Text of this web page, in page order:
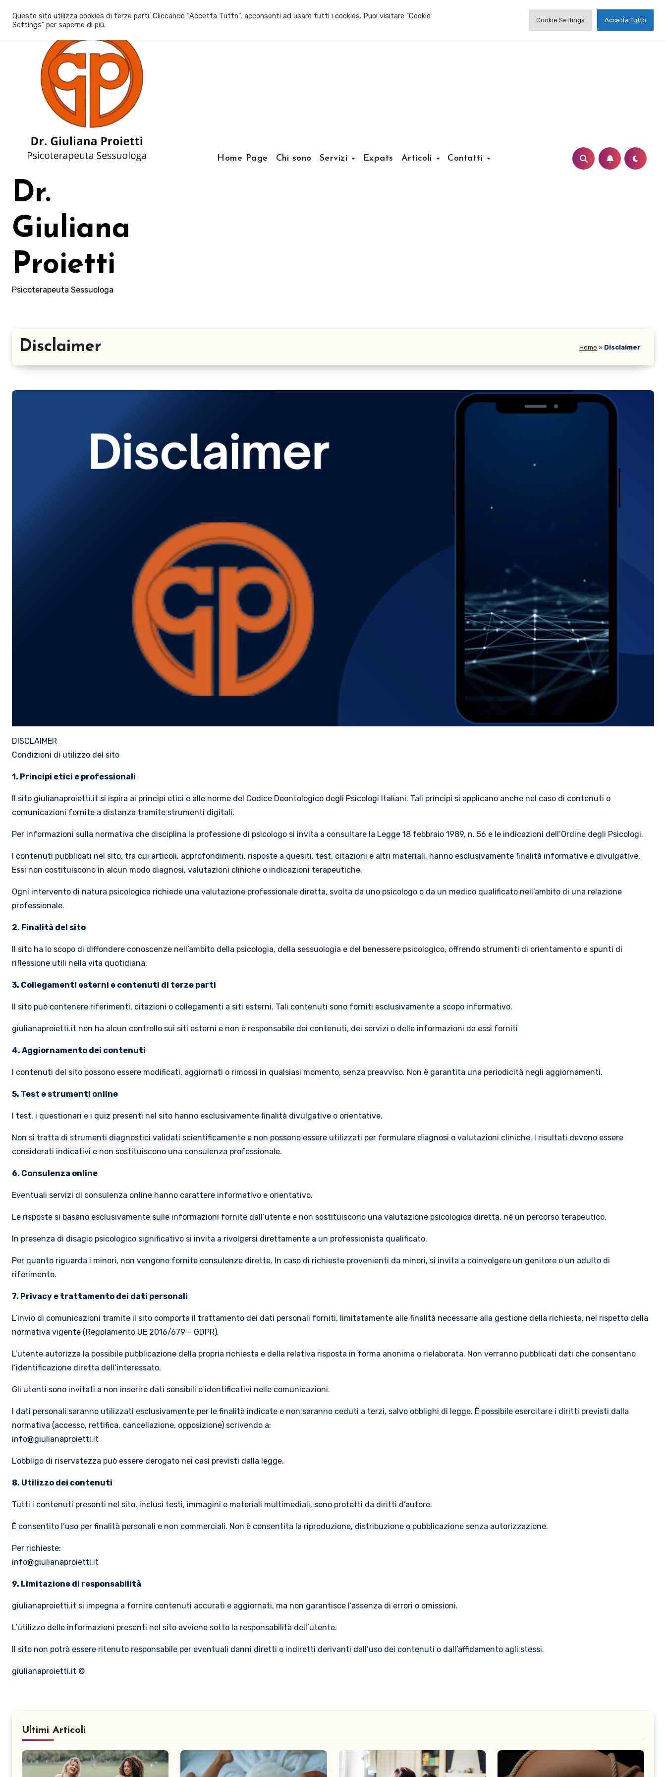
Dr.
Giuliana
Proietti
Psicoterapeuta Sessuologa
Home Page Chi sono Servizi Expats Articoli Contatti
Disclaimer Home » Disclaimer
DISCLAIMER
Condizioni di utilizzo del sito
1. Principi etici e professionali
Il sito giulianaproietti.it si ispira ai principi etici e alle norme del Codice Deontologico degli Psicologi Italiani. Tali principi si applicano anche nel caso di contenuti o
comunicazioni fornite a distanza tramite strumenti digitali.
Per informazioni sulla normativa che disciplina la professione di psicologo si invita a consultare la Legge 18 febbraio 1989, n. 56 e le indicazioni dell’Ordine degli Psicologi.
I contenuti pubblicati nel sito, tra cui articoli, approfondimenti, risposte a quesiti, test, citazioni e altri materiali, hanno esclusivamente finalità informative e divulgative.
Essi non costituiscono in alcun modo diagnosi, valutazioni cliniche o indicazioni terapeutiche.
Ogni intervento di natura psicologica richiede una valutazione professionale diretta, svolta da uno psicologo o da un medico qualificato nell’ambito di una relazione
professionale.
2. Finalità del sito
Il sito ha lo scopo di diffondere conoscenze nell’ambito della psicologia, della sessuologia e del benessere psicologico, offrendo strumenti di orientamento e spunti di
riflessione utili nella vita quotidiana.
3. Collegamenti esterni e contenuti di terze parti
Il sito può contenere riferimenti, citazioni o collegamenti a siti esterni. Tali contenuti sono forniti esclusivamente a scopo informativo.
giulianaproietti.it non ha alcun controllo sui siti esterni e non è responsabile dei contenuti, dei servizi o delle informazioni da essi forniti
4. Aggiornamento dei contenuti
I contenuti del sito possono essere modificati, aggiornati o rimossi in qualsiasi momento, senza preavviso. Non è garantita una periodicità negli aggiornamenti.
5. Test e strumenti online
I test, i questionari e i quiz presenti nel sito hanno esclusivamente finalità divulgative o orientative.
Non si tratta di strumenti diagnostici validati scientificamente e non possono essere utilizzati per formulare diagnosi o valutazioni cliniche. I risultati devono essere
considerati indicativi e non sostituiscono una consulenza professionale.
6. Consulenza online
Eventuali servizi di consulenza online hanno carattere informativo e orientativo.
Le risposte si basano esclusivamente sulle informazioni fornite dall’utente e non sostituiscono una valutazione psicologica diretta, né un percorso terapeutico.
In presenza di disagio psicologico significativo si invita a rivolgersi direttamente a un professionista qualificato.
Per quanto riguarda i minori, non vengono fornite consulenze dirette. In caso di richieste provenienti da minori, si invita a coinvolgere un genitore o un adulto di
riferimento.
7. Privacy e trattamento dei dati personali
L’invio di comunicazioni tramite il sito comporta il trattamento dei dati personali forniti, limitatamente alle finalità necessarie alla gestione della richiesta, nel rispetto della
normativa vigente (Regolamento UE 2016/679 – GDPR).
L’utente autorizza la possibile pubblicazione della propria richiesta e della relativa risposta in forma anonima o rielaborata. Non verranno pubblicati dati che consentano
l’identificazione diretta dell’interessato.
Gli utenti sono invitati a non inserire dati sensibili o identificativi nelle comunicazioni.
I dati personali saranno utilizzati esclusivamente per le finalità indicate e non saranno ceduti a terzi, salvo obblighi di legge. È possibile esercitare i diritti previsti dalla
normativa (accesso, rettifica, cancellazione, opposizione) scrivendo a:
info@giulianaproietti.it
L’obbligo di riservatezza può essere derogato nei casi previsti dalla legge.
8. Utilizzo dei contenuti
Tutti i contenuti presenti nel sito, inclusi testi, immagini e materiali multimediali, sono protetti da diritti d’autore.
È consentito l’uso per finalità personali e non commerciali. Non è consentita la riproduzione, distribuzione o pubblicazione senza autorizzazione.
Per richieste:
info@giulianaproietti.it
9. Limitazione di responsabilità
giulianaproietti.it si impegna a fornire contenuti accurati e aggiornati, ma non garantisce l’assenza di errori o omissioni.
L’utilizzo delle informazioni presenti nel sito avviene sotto la responsabilità dell’utente.
Il sito non potrà essere ritenuto responsabile per eventuali danni diretti o indiretti derivanti dall’uso dei contenuti o dall’affidamento agli stessi.
giulianaproietti.it ©
Ultimi Articoli
Questo sito utilizza cookies di terze parti. Cliccando “Accetta Tutto”, acconsenti ad usare tutti i cookies. Puoi visitare "Cookie
Settings" per saperne di più.
Cookie Settings Accetta Tutto